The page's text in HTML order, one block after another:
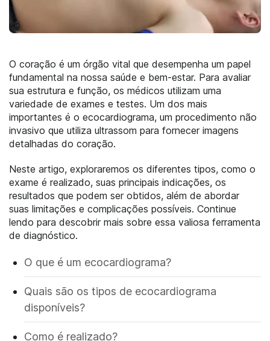
O coração é um órgão vital que desempenha um papel
fundamental na nossa saúde e bem-estar. Para avaliar
sua estrutura e função, os médicos utilizam uma
variedade de exames e testes. Um dos mais
importantes é o ecocardiograma, um procedimento não
invasivo que utiliza ultrassom para fornecer imagens
detalhadas do coração.
Neste artigo, exploraremos os diferentes tipos, como o
exame é realizado, suas principais indicações, os
resultados que podem ser obtidos, além de abordar
suas limitações e complicações possíveis. Continue
lendo para descobrir mais sobre essa valiosa ferramenta
de diagnóstico.
O que é um ecocardiograma?
Quais são os tipos de ecocardiograma
disponíveis?
Como é realizado?